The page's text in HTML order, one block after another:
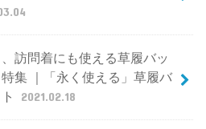
訪問着にも使える草履バッ
集 ｜「永く使える」草履バ
2021.02.18